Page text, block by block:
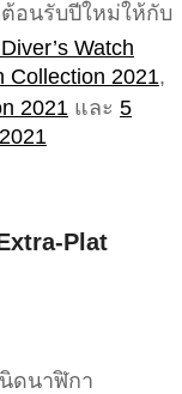
ต้อนรับปีใหม่ให้กับ
Watch
Collection 2021,
2021 และ 5
Plat
นิดนาฬิกา